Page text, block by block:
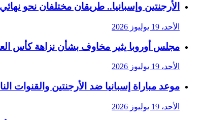
الأرجنتين وإسبانيا.. طريقان مختلفان نحو نهائي
الأحد، 19 يوليوز 2026
مجلس أوروبا يثير مخاوف بشأن نزاهة كأس العالم 2026 في رسالة حادة
الأحد، 19 يوليوز 2026
موعد مباراة إسبانيا ضد الأرجنتين والقنوات
الأحد، 19 يوليوز 2026